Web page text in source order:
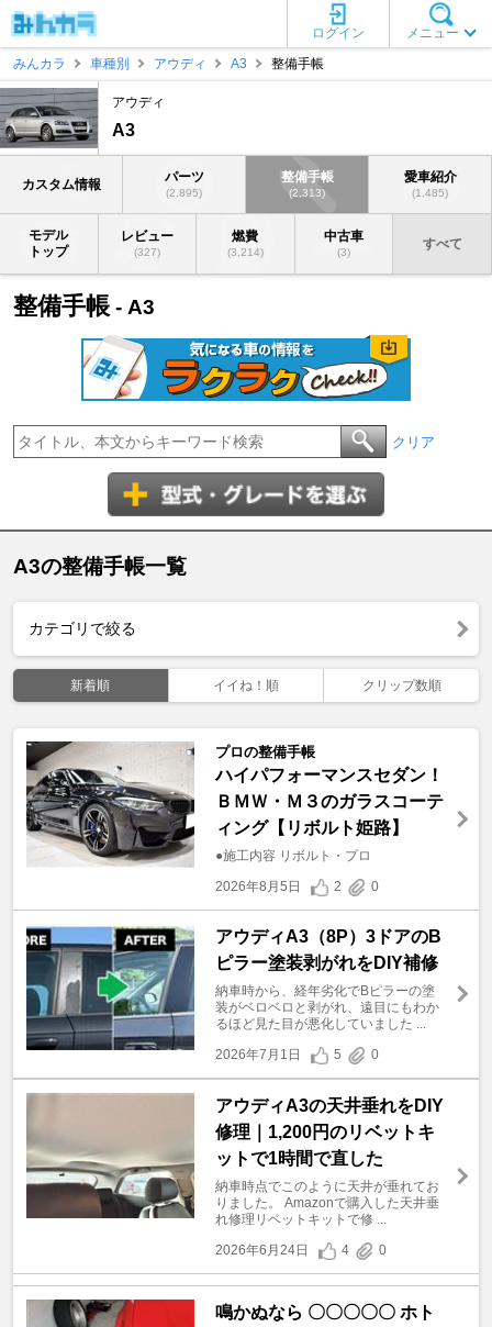
メニュー
ログイン
みんカラ
車種別 アウディ A3 整備手帳
アウディ
A3
カスタム情報 パーツ
(2,895)
整備手帳
(2,313)
愛車紹介
(1,485)
モデル
トップ
レビュー
(327)
燃費
(3,214)
中古車
(3)
すべて
整備手帳 - A3
クリア
A3の整備手帳一覧
カテゴリで絞る
新着順 イイね！順 クリップ数順
プロの整備手帳
ハイパフォーマンスセダン！
ＢＭＷ・Ｍ３のガラスコーテ
ィング【リボルト姫路】
●施工内容 リボルト・プロ
2026年8月5日
2 0
アウディA3（8P）3ドアのB
ピラー塗装剥がれをDIY補修
納車時から、経年劣化でBピラーの塗
装がベロベロと剥がれ、遠目にもわか
るほど見た目が悪化していました ...
2026年7月1日
5 0
アウディA3の天井垂れをDIY
修理｜1,200円のリベットキ
ットで1時間で直した
納車時点でこのように天井が垂れてお
りました。 Amazonで購入した天井垂
れ修理リベットキットで修 ...
2026年6月24日
4 0
鳴かぬなら 〇〇〇〇〇 ホト